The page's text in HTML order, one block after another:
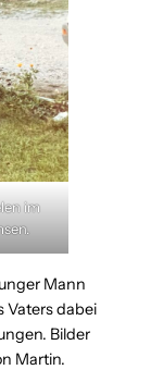
im
Mann
Vaters dabei
Bilder
Martin.